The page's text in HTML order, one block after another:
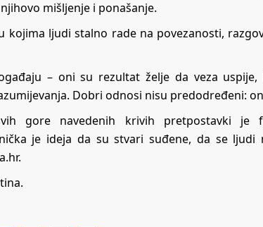
mišljenje i ponašanje.
kojima ljudi stalno rade na povezanosti,
– oni su rezultat želje da veza
Dobri odnosi nisu predodređeni:
gore navedenih krivih pretpostavki je
je ideja da su stvari suđene, da se
.